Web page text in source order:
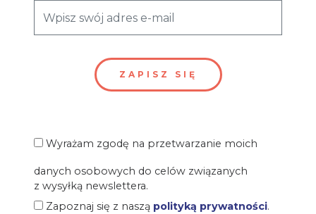
Wyrażam zgodę na przetwarzanie moich
danych osobowych do celów związanych
z wysyłką newslettera.
Zapoznaj się z naszą polityką prywatności.